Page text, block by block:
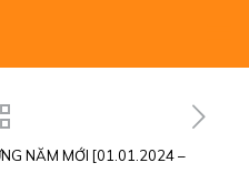
NĂM MỚI [01.01.2024 –